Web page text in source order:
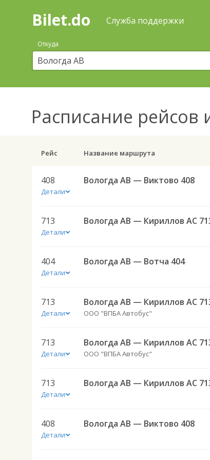
Поиск
покупка
билетов
автобус
онлайн
Bilet.do Служба поддержки
Откуда
Расписание рейсов
Рейс Название маршрута
408
Детали
Вологда АВ — Виктово 408
713
Детали
Вологда АВ — Кириллов АС
404
Детали
Вологда АВ — Вотча 404
713
Детали
Вологда АВ — Кириллов АС
ООО "ВПБА Автобус"
713
Детали
Вологда АВ — Кириллов АС
ООО "ВПБА Автобус"
713
Детали
Вологда АВ — Кириллов АС
408
Детали
Вологда АВ — Виктово 408